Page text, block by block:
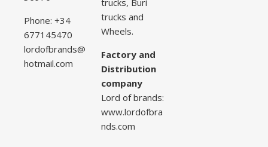
Phone: +34
677145470
lordofbrands@
hotmail.com
trucks and
Wheels.
Factory and
Distribution
company
Lord of brands:
www.lordofbra
nds.com